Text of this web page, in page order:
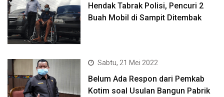
Hendak Tabrak Polisi, Pencuri 2
Buah Mobil di Sampit Ditembak
Sabtu, 21 Mei 2022
Belum Ada Respon dari Pemkab
Kotim soal Usulan Bangun Pabrik